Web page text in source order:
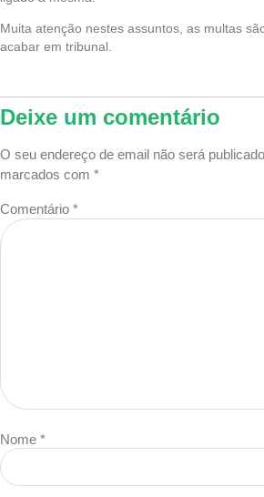
Muita atenção nestes assuntos, as multas
acabar em tribunal.
Deixe um comentário
O seu endereço de email não será
marcados com *
Comentário *
Nome *